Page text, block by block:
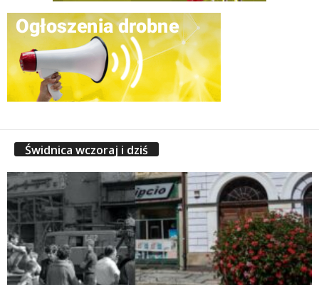
Świdnica wczoraj i dziś